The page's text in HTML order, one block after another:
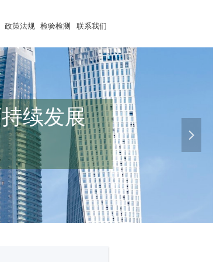
政策法规 检验检测 联系我们
续发展
넲